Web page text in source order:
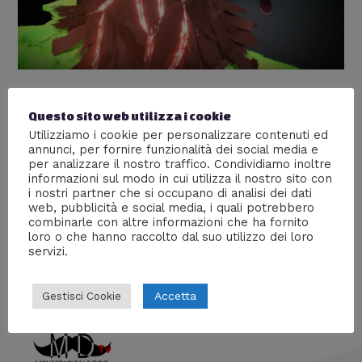
impressioni personali dopo il test
Nuove tecnologie,Recensioni/ DiVen3666
Ven3666 ha provato Google Tilt Brush, il nuovo sistema
che permette di disegnare in 3D dando un’esperienza
immersiva totale. Ecco la sua recensione, vediamo cosa
ne pensa.
Questo sito web utilizza i cookie
Utilizziamo i cookie per personalizzare contenuti ed
annunci, per fornire funzionalità dei social media e
per analizzare il nostro traffico. Condividiamo inoltre
informazioni sul modo in cui utilizza il nostro sito con
i nostri partner che si occupano di analisi dei dati
web, pubblicità e social media, i quali potrebbero
combinarle con altre informazioni che ha fornito
loro o che hanno raccolto dal suo utilizzo dei loro
servizi.
Gestisci Cookie Accetta